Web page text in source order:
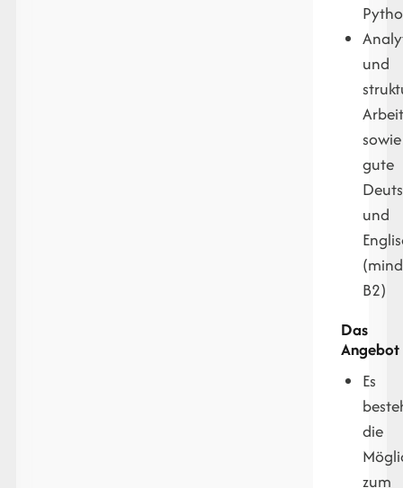
und
sowie
gute
und
B2)
Das
Angebot
Es
die
zum